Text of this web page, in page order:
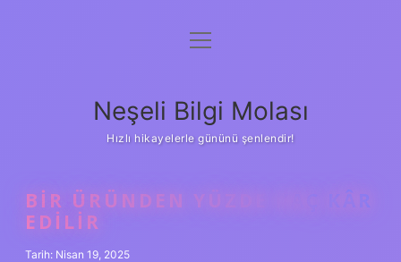
Anasayfa
Yasal Uyarı
menüyü
Neşeli Bilgi Molası
Hızlı hikayelerle gününü şenlendir!
BIR ÜRÜNDEN YÜZDE KAÇ KÂR
EDILIR
Tarih: Nisan 19, 2025